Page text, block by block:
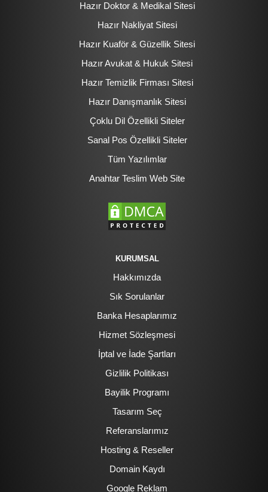
Hazır Doktor & Medikal Sitesi
Hazır Nakliyat Sitesi
Hazır Kuaför & Güzellik Sitesi
Hazır Avukat & Hukuk Sitesi
Hazır Temizlik Firması Sitesi
Hazır Danışmanlık Sitesi
Çoklu Dil Özellikli Siteler
Sanal Pos Özellikli Siteler
Tüm Yazılımlar
Anahtar Teslim Web Site
KURUMSAL
Hakkımızda
Sık Sorulanlar
Banka Hesaplarımız
Hizmet Sözleşmesi
İptal ve İade Şartları
Gizlilik Politikası
Bayilik Programı
Tasarım Seç
Referanslarımız
Hosting & Reseller
Domain Kaydı
Google Reklam